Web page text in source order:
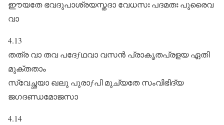
ഈയതേ ഭവദുപാശ്രയസ്തദാ വേധസഃ പദമതഃ പുരൈവ
വാ
4.13
തത്ര വാ തവ പദേƒഥവാ വസൻ പ്രാകൃതപ്രളയ ഏതി
മുക്തതാം
സ്വേച്ഛയാ ഖലു പുരാƒപി മുച്യതേ സംവിഭിദ്യ
ജഗദണ്ഡമോജസാ
4.14